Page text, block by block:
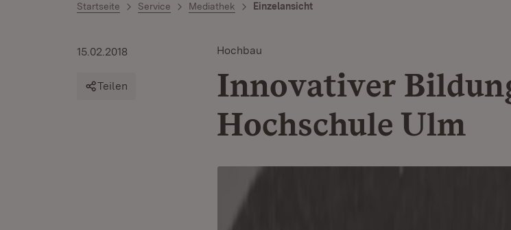
Startseite Service Mediathek Einzelansicht
Hochbau
Innovativer
Hochschule Ulm
15.02.2018
Teilen